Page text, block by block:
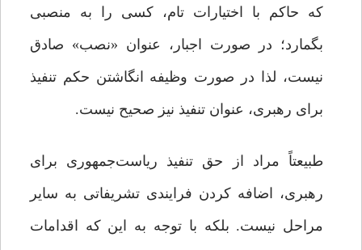
که حاکم با اختیارات تام، کسی را به منصبی
بگمارد؛ در صورت اجبار، عنوان «نصب» صادق
نیست، لذا در صورت وظیفه انگاشتن حکم تنفیذ
برای رهبری، عنوان تنفیذ نیز صحیح نیست.
طبیعتاً مراد از حق تنفیذ ریاست‌جمهوری برای
رهبری، اضافه کردن فرایندی تشریفاتی به سایر
مراحل نیست. بلکه با توجه به این که اقدامات